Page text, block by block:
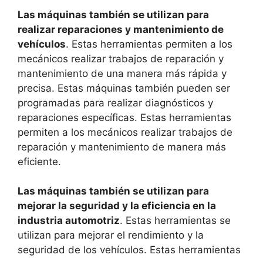
Las máquinas también se utilizan para
realizar reparaciones y mantenimiento de
vehículos. Estas herramientas permiten a los
mecánicos realizar trabajos de reparación y
mantenimiento de una manera más rápida y
precisa. Estas máquinas también pueden ser
programadas para realizar diagnósticos y
reparaciones específicas. Estas herramientas
permiten a los mecánicos realizar trabajos de
reparación y mantenimiento de manera más
eficiente.
Las máquinas también se utilizan para
mejorar la seguridad y la eficiencia en la
industria automotriz. Estas herramientas se
utilizan para mejorar el rendimiento y la
seguridad de los vehículos. Estas herramientas